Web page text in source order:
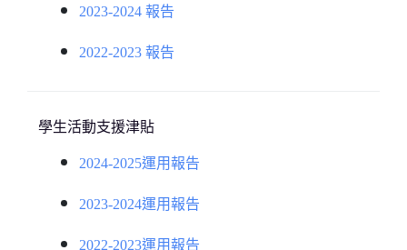
2023-2024 報告
2022-2023 報告
學生活動支援津貼
2024-2025運用報告
2023-2024運用報告
2022-2023運用報告